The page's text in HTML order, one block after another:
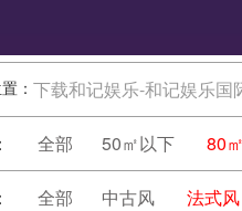
： 下载和记娱乐-和记娱乐国
全部 50㎡以下 80㎡
全部 中古风 法式风